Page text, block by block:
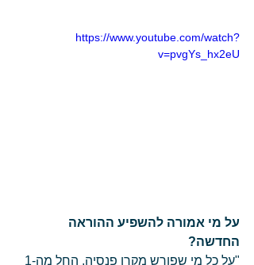
https://www.youtube.com/watch?
v=pvgYs_hx2eU
על מי אמורה להשפיע ההוראה
החדשה?